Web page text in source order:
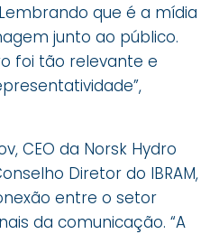
que é a mídia
junto ao público.
foi tão relevante e
CEO da Norsk Hydro
Diretor do IBRAM,
entre o setor
da comunicação. “A